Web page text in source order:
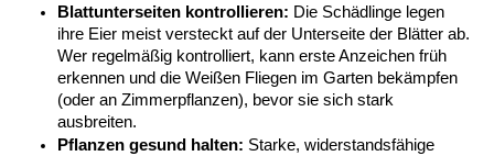
Blattunterseiten kontrollieren: Die Schädlinge legen
ihre Eier meist versteckt auf der Unterseite der Blätter ab.
Wer regelmäßig kontrolliert, kann erste Anzeichen früh
erkennen und die Weißen Fliegen im Garten bekämpfen
(oder an Zimmerpflanzen), bevor sie sich stark
ausbreiten.
Pflanzen gesund halten: Starke, widerstandsfähige